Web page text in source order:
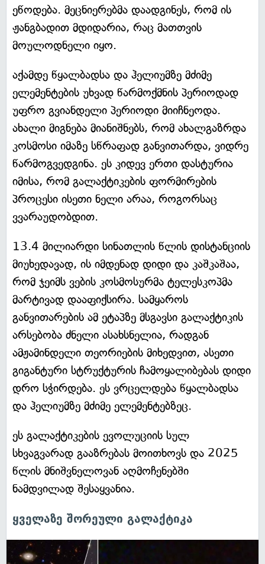
ეწოდება. მეცნიერებმა დაადგინეს, რომ ის
ჟანგბადით მდიდარია, რაც მათთვის
მოულოდნელი იყო.
აქამდე წყალბადსა და ჰელიუმზე მძიმე
ელემენტების უხვად წარმოქმნის პერიოდად
უფრო გვიანდელი პერიოდი მიიჩნეოდა.
ახალი მიგნება მიანიშნებს, რომ ახალგაზრდა
კოსმოსი იმაზე სწრაფად განვითარდა, ვიდრე
წარმოგვედგინა. ეს კიდევ ერთი დასტურია
იმისა, რომ გალაქტიკების ფორმირების
პროცესი ისეთი ნელი არაა, როგორსაც
ვვარაუდობდით.
13.4 მილიარდი სინათლის წლის დისტანციის
მიუხედავად, ის იმდენად დიდი და კაშკაშაა,
რომ ჯეიმს ვების კოსმოსურმა ტელესკოპმა
მარტივად დააფიქსირა. სამყაროს
განვითარების ამ ეტაპზე მსგავსი გალაქტიკის
არსებობა ძნელი ასახსნელია, რადგან
ამჟამინდელი თეორიების მიხედვით, ასეთი
გიგანტური სტრუქტურის ჩამოყალიბებას დიდი
დრო სჭირდება. ეს ვრცელდება წყალბადსა
და ჰელიუმზე მძიმე ელემენტებზეც.
ეს გალაქტიკების ევოლუციის სულ
სხვაგვარად გააზრებას მოითხოვს და 2025
წლის მნიშვნელოვან აღმოჩენებში
ნამდვილად შესაყვანია.
ყველაზე შორეული გალაქტიკა